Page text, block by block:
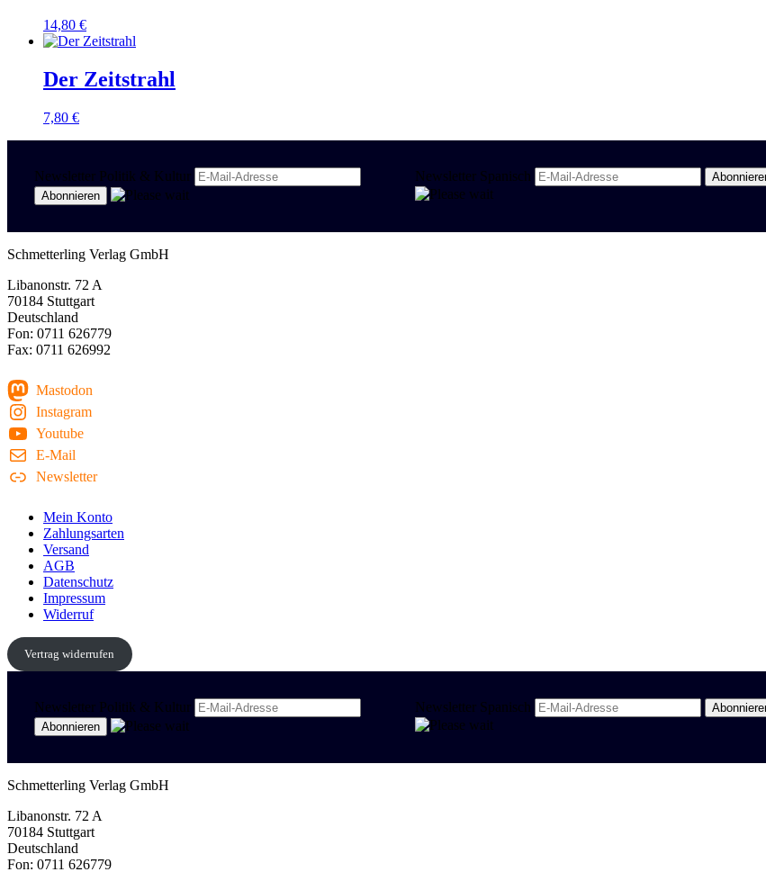
14,80 €
Der Zeitstrahl
7,80 €
Newsletter Politik & Kultur Newsletter Spanisch
Schmetterling Verlag GmbH
Libanonstr. 72 A
70184 Stuttgart
Deutschland
Fon: 0711 626779
Fax: 0711 626992
Mastodon
Instagram
Youtube
E-Mail
Newsletter
Mein Konto
Zahlungsarten
Versand
AGB
Datenschutz
Impressum
Widerruf
Vertrag widerrufen
Newsletter Politik & Kultur Newsletter Spanisch
Schmetterling Verlag GmbH
Libanonstr. 72 A
70184 Stuttgart
Deutschland
Fon: 0711 626779